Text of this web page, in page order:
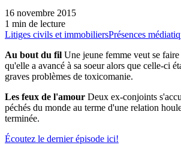
16 novembre 2015
1 min de lecture
Litiges civils et immobiliersPrésences
Au bout du fil Une jeune femme veut se
qu'elle a avancé à sa soeur alors que celle-ci
graves problèmes de toxicomanie.
Les feux de l'amour Deux ex-conjoints
péchés du monde au terme d'une relation
terminée.
Écoutez le dernier épisode ici!